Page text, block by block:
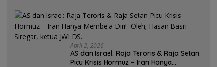
Basri Siregar.
April 2, 2026
AS dan Israel: Raja Teroris & Raja Setan
Picu Krisis Hormuz – Iran Hanya